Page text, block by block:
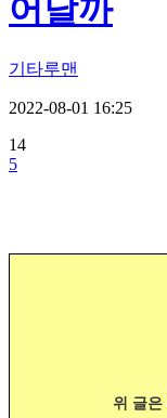
어날까
기타루맨
2022-08-01 16:25
14
5
위 글은